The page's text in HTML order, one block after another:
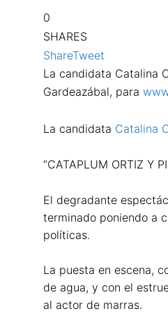
0
SHARES
ShareTweet
La candidata Catalina
Gardeazábal, para
La candidata Catalina
“CATAPLUM ORTIZ Y
El degradante
terminado poniendo a
políticas.
La puesta en escena,
de agua, y con el
al actor de marras.